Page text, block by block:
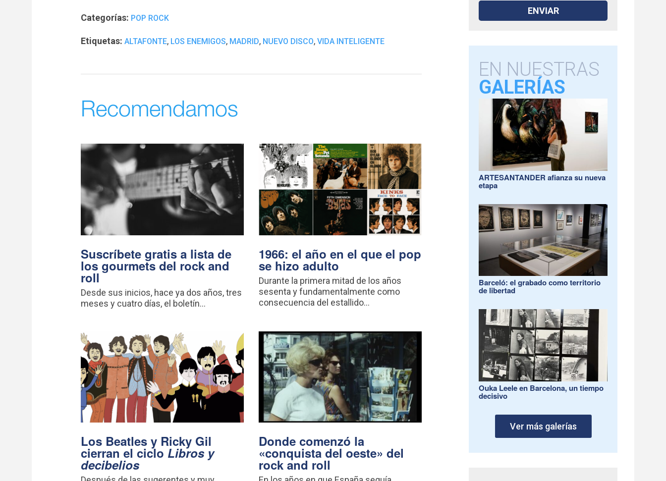
Categorías: POP ROCK
Etiquetas: ALTAFONTE, LOS ENEMIGOS, MADRID, NUEVO DISCO, VIDA INTELIGENTE
Recomendamos
Suscríbete gratis a lista de
los gourmets del rock and
roll
Desde sus inicios, hace ya dos años, tres
meses y cuatro días, el boletín...
1966: el año en el que el pop
se hizo adulto
Durante la primera mitad de los años
sesenta y fundamentalmente como
consecuencia del estallido...
Los Beatles y Ricky Gil
cierran el ciclo Libros y
decibelios
Donde comenzó la
«conquista del oeste» del
rock and roll
EN NUESTRAS
GALERÍAS
ARTESANTANDER afianza su nueva
etapa
Barceló: el grabado como territorio
de libertad
Ouka Leele en Barcelona, un tiempo
decisivo
Ver más galerías